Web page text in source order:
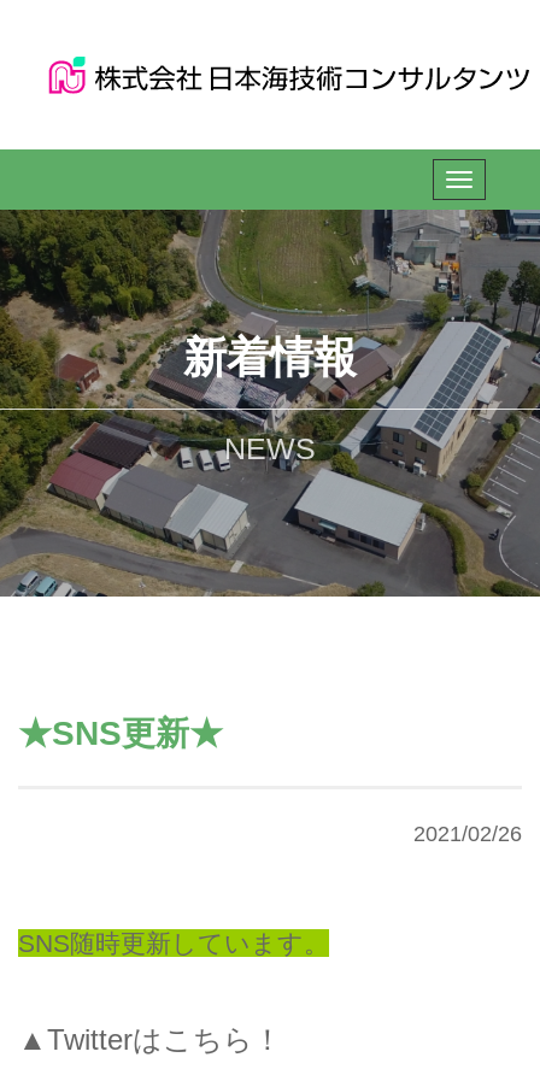
新着情報
NEWS
★SNS更新★
2021/02/26
SNS随時更新しています。
▲Twitterはこちら！